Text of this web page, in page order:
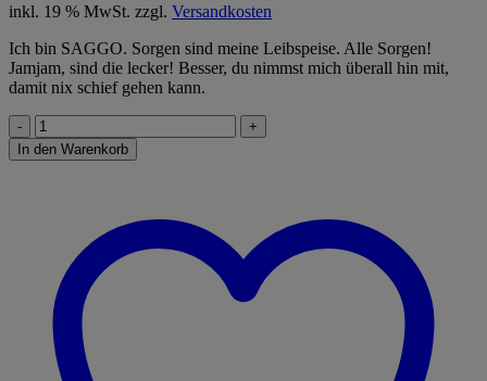
inkl. 19 % MwSt. zzgl. Versandkosten
Ich bin SAGGO. Sorgen sind meine Leibspeise. Alle Sorgen!
Jamjam, sind die lecker! Besser, du nimmst mich überall hin mit,
damit nix schief gehen kann.
Sorgenfresser
Saggo
Menge
In den Warenkorb